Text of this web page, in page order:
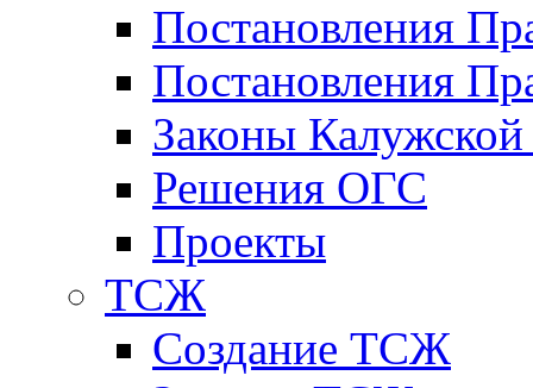
Постановления
Постановления
Законы Калужской
Решения ОГС
Проекты
ТСЖ
Создание ТСЖ